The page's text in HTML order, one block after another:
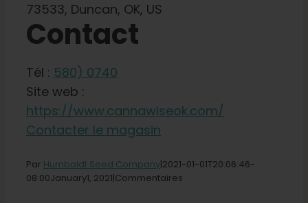
Boutique
Recherche
de
:
73533, Duncan, OK, US
Contact
Tél : 580) 0740
Site web :
https://www.cannawiseok.com/
Contacter le magasin
Par Humboldt Seed Company|2021-01-01T20:06:46-
08:00January1, 2021|Commentaires